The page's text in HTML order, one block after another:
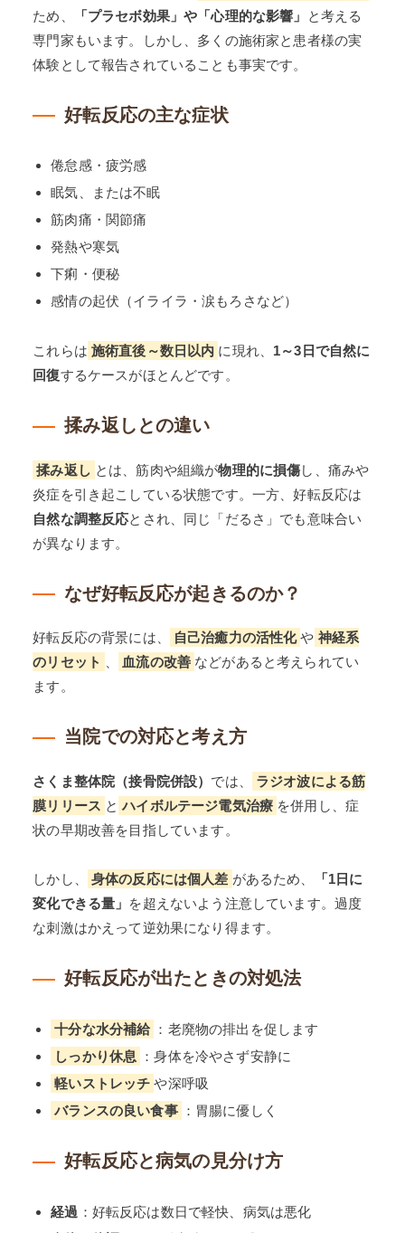
ため、
「プラセボ効果」や「心理的な影響」
と考える
専門家もいます。しかし、多くの施術家と患者様の実
体験として報告されていることも事実です。
好転反応の主な症状
倦怠感・疲労感
眠気、または不眠
筋肉痛・関節痛
発熱や寒気
下痢・便秘
感情の起伏（イライラ・涙もろさなど）
これらは 施術直後～数日以内 に現れ、 1～3日で自然に
回復するケースがほとんどです。
揉み返しとの違い
揉み返し とは、筋肉や組織が物理的に損傷し、痛みや
炎症を引き起こしている状態です。一方、好転反応は
自然な調整反応とされ、同じ「だるさ」でも意味合い
が異なります。
なぜ好転反応が起きるのか？
好転反応の背景には、 自己治癒力の活性化 や 神経系
のリセット
血流の改善 などがあると考えられてい
ます。
当院での対応と考え方
さくま整体院（接骨院併設） では、
ラジオ波による筋
膜リリース と ハイボルテージ電気治療 を併用し、症
状の早期改善を目指しています。
しかし、 身体の反応には個人差 があるため、
「1日に
変化できる量」 を超えないよう注意しています。過度
な刺激はかえって逆効果になり得ます。
好転反応が出たときの対処法
十分な水分補給 ：老廃物の排出を促します
しっかり休息
：身体を冷やさず安静に
軽いストレッチ や深呼吸
バランスの良い食事
：胃腸に優しく
好転反応と病気の見分け方
経過 ：好転反応は数日で軽快、病気は悪化